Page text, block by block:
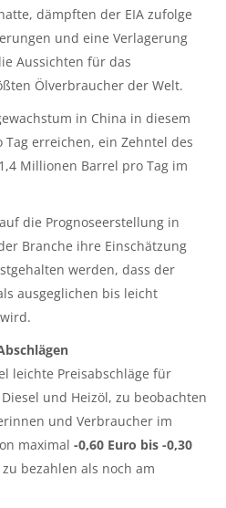
dämpften der EIA zufolge
und eine Verlagerung
Aussichten für das
Ölverbraucher der Welt.
in China in diesem
Tag erreichen, ein Zehntel des
Millionen Barrel pro Tag im
die Prognoseerstellung in
Branche ihre Einschätzung
werden, dass der
ausgeglichen bis leicht
leichte Preisabschläge für
und Heizöl, zu beobachten
und Verbraucher im
maximal -0,60 Euro bis -0,30
bezahlen als noch am